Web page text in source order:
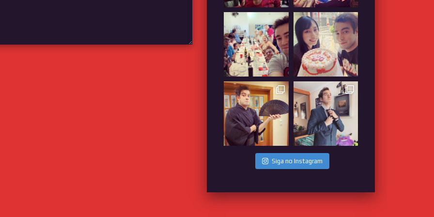
Siga no Instagram